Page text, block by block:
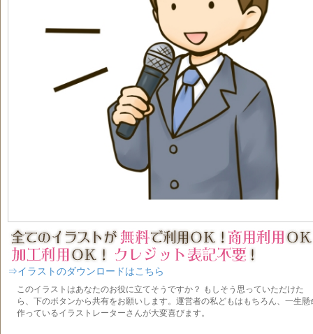
⇒イラストのダウンロードはこちら